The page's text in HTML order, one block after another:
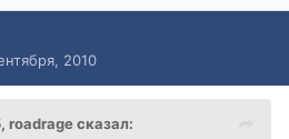
2010
roadrage сказал: